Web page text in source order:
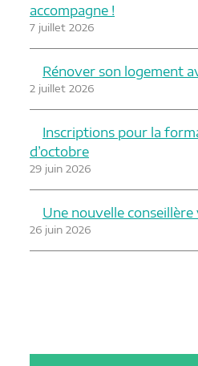
accompagne !
7 juillet 2026
Rénover son logement
2 juillet 2026
Inscriptions pour la
d’octobre
29 juin 2026
Une nouvelle
26 juin 2026